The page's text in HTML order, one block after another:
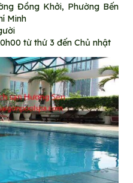
Đồng Khởi, Phường Bến
Minh
từ thứ 3 đến Chủ nhật